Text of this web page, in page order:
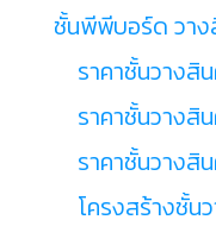
ชั้นพีพีบอร์ด วาง
ราคาชั้นวางสิ
ราคาชั้นวางสิ
ราคาชั้นวางสิ
โครงสร้างชั้